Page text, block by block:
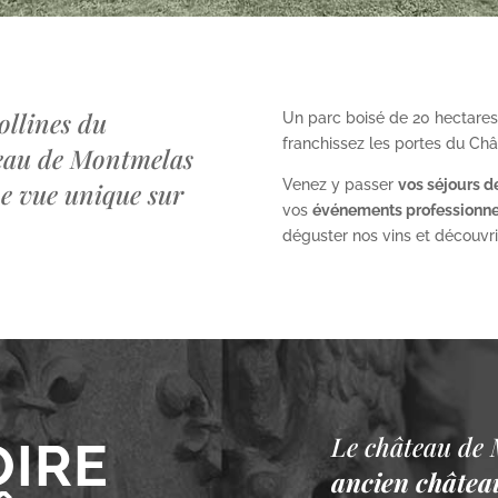
du
de Montmelas
vue unique sur
Un parc boisé de 20
franchissez les portes du
Venez y passer vos séjours
vos événements
déguster nos vins et
Le château de
ancien